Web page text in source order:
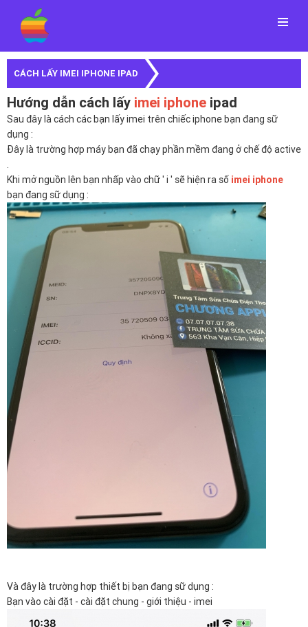
Menu
CÁCH LẤY IMEI IPHONE IPAD
Hướng dẫn cách lấy imei iphone ipad
Sau đây là cách các bạn lấy imei trên chiếc iphone bạn đang sữ
dụng :
Đây là trường hợp máy bạn đã chạy phần mềm đang ở chế độ active
.
Khi mở nguồn lên bạn nhấp vào chữ ' i ' sẽ hiện ra số imei iphone
bạn đang sữ dụng :
Và đây là trường hợp thiết bị bạn đang sữ dụng :
Bạn vào cài đặt - cài đặt chung - giới thiệu - imei